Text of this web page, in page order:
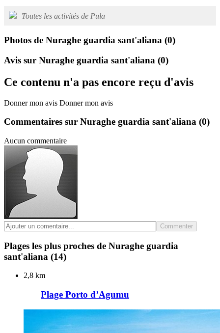
Toutes les activités de Pula
Photos de Nuraghe guardia sant'aliana (0)
Avis sur Nuraghe guardia sant'aliana (0)
Ce contenu n'a pas encore reçu d'avis
Donner mon avis Donner mon avis
Commentaires sur Nuraghe guardia sant'aliana (0)
Aucun commentaire
Commenter
Plages les plus proches de Nuraghe guardia
sant'aliana (14)
2,8 km
Plage Porto d’Agumu